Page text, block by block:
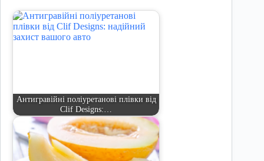
Антигравійні поліуретанові плівки від
Clif Designs:…